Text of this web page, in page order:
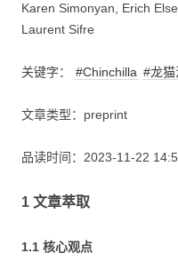
Karen Simonyan, Erich
Laurent Sifre
关键字： #Chinchilla #龙猫
文章类型：preprint
品读时间：2023-11-22
1 文章萃取
1.1 核心观点